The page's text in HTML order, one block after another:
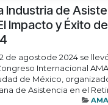
Industria de
Impacto y Éxito de
de agostode 2024 se
Internacional
de México,
de Asistencia en el